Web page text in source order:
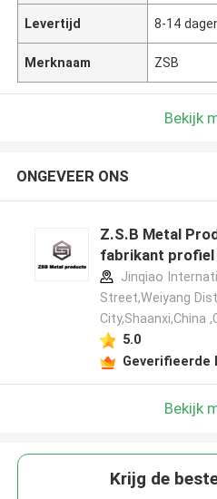
Levertijd 8-14
Merknaam ZSB
Bekijk
ONGEVEER ONS
Z.S.B Metal
fabrikant profiel
Jinqiao
Street,Weiyang
City,Shaanxi,China
5.0
Geverifieerde
Bekijk
Krijg de